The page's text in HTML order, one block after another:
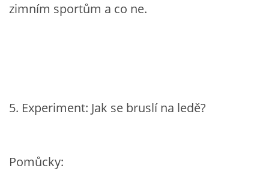
RECENZE NA HRAČKY
zimním sportům a co ne.
5. Experiment: Jak se bruslí na ledě?
Pomůcky: